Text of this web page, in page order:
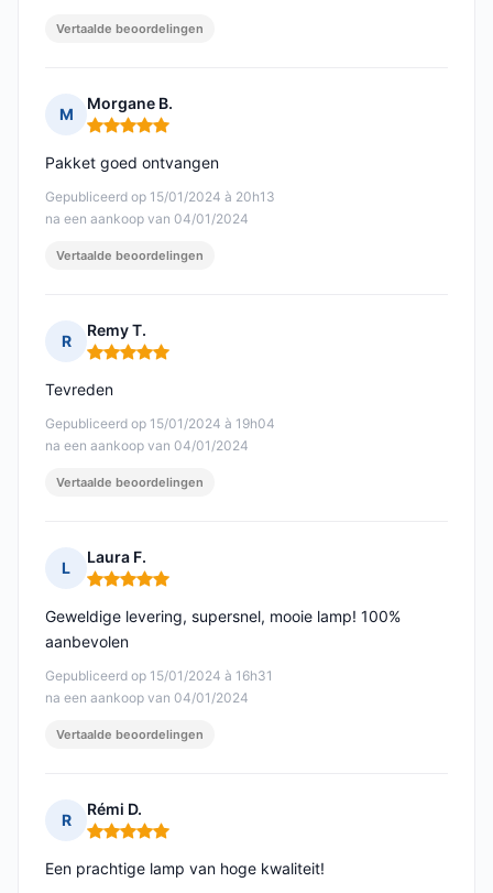
Vertaalde beoordelingen
M
Morgane B.
Opmerking: 5 van 5
Gepubliceerd op 15/01/2024 à 20h13
na een aankoop van 04/01/2024
Pakket goed ontvangen
Vertaalde beoordelingen
R
Remy T.
Opmerking: 5 van 5
Gepubliceerd op 15/01/2024 à 19h04
na een aankoop van 04/01/2024
Tevreden
Vertaalde beoordelingen
L
Laura F.
Opmerking: 5 van 5
Gepubliceerd op 15/01/2024 à 16h31
na een aankoop van 04/01/2024
Geweldige levering, supersnel, mooie lamp! 100%
aanbevolen
Vertaalde beoordelingen
R
Rémi D.
Opmerking: 5 van 5
Een prachtige lamp van hoge kwaliteit!